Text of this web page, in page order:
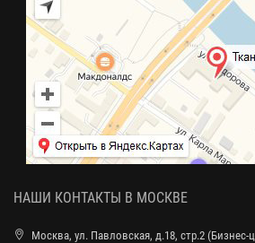
НАШИ КОНТАКТЫ В МОСКВЕ
Москва, ул. Павловская, д.18, стр.2 (Бизнес-